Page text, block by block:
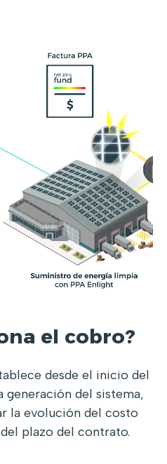
el cobro?
desde el inicio del
del sistema,
la evolución del costo
plazo del contrato.